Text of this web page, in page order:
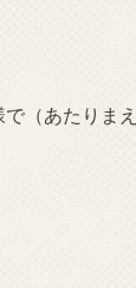
（あたりま